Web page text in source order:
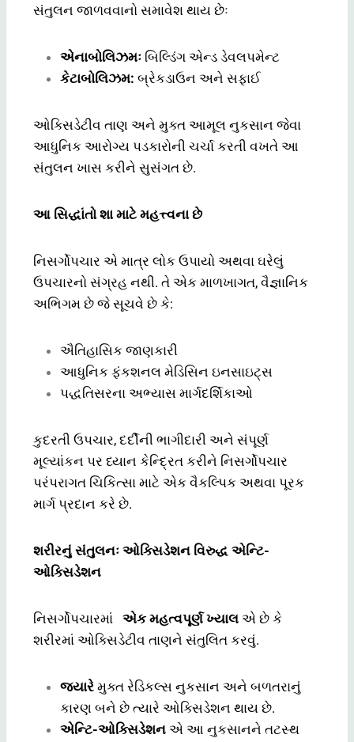
સંતુલન જાળવવાનો સમાવેશ થાય છેઃ
એનાબોલિઝમઃ બિલ્ડિંગ એન્ડ ડેવલપમેન્ટ
કેટાબોલિઝમ: બ્રેકડાઉન અને સફાઈ
ઓક્સિડેટીવ તાણ અને મુક્ત આમૂલ નુકસાન જેવા
આધુનિક આરોગ્ય પડકારોની ચર્ચા કરતી વખતે આ
સંતુલન ખાસ કરીને સુસંગત છે.
આ સિદ્ધાંતો શા માટે મહત્ત્વના છે
નિસર્ગોપચાર એ માત્ર લોક ઉપાયો અથવા ઘરેલું
ઉપચારનો સંગ્રહ નથી. તે એક માળખાગત, વૈજ્ઞાનિક
અભિગમ છે જે સૂચવે છે કે:
ઐતિહાસિક જાણકારી
આધુનિક ફંકશનલ મેડિસિન ઇનસાઇટ્સ
પદ્ધતિસરના અભ્યાસ માર્ગદર્શિકાઓ
કુદરતી ઉપચાર, દર્દીની ભાગીદારી અને સંપૂર્ણ
મૂલ્યાંકન પર ધ્યાન કેન્દ્રિત કરીને નિસર્ગોપચાર
પરંપરાગત ચિકિત્સા માટે એક વૈકલ્પિક અથવા પૂરક
માર્ગ પ્રદાન કરે છે.
શરીરનું સંતુલનઃ ઓક્સિડેશન વિરુદ્ધ એન્ટિ-
ઓક્સિડેશન
નિસર્ગોપચારમાં એક મહત્વપૂર્ણ ખ્યાલ એ છે કે
શરીરમાં ઓક્સિડેટીવ તાણને સંતુલિત કરવું.
જ્યારે મુક્ત રેડિકલ્સ નુકસાન અને બળતરાનું
કારણ બને છે ત્યારે ઓક્સિડેશન થાય છે.
એન્ટિ-ઓક્સિડેશન એ આ નુકસાનને તટસ્થ